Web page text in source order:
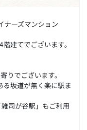
ナーズマンション
建てでございます。
りでございます。
坂道が無く楽に駅ま
司が谷駅」もご利用